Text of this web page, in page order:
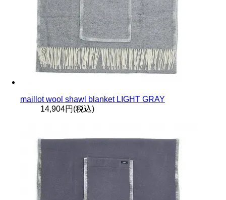
maillot wool shawl blanket LIGHT GRAY
14,904円(税込)